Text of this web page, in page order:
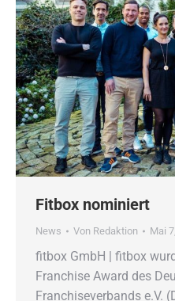
Fitbox nominiert
News Von Redaktion Mai
fitbox GmbH | fitbox
Franchise Award des
Franchiseverbands e.V.